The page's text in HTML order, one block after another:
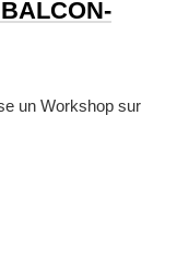
un Workshop sur